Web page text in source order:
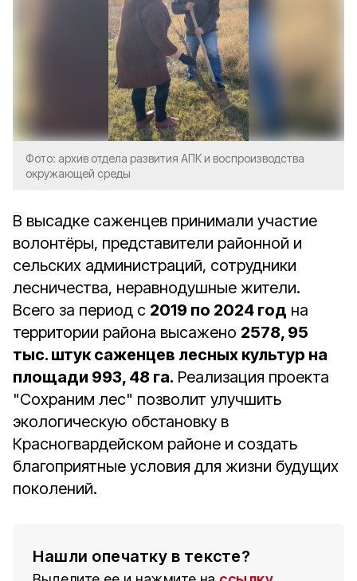
Фото: архив отдела развития АПК и воспроизводства
окружающей среды
В высадке саженцев принимали участие
волонтёры, представители районной и
сельских администраций, сотрудники
лесничества, неравнодушные жители.
Всего за период с 2019 по 2024 год на
территории района высажено 2578, 95
тыс. штук саженцев лесных культур на
площади 993, 48 га. Реализация проекта
"Сохраним лес" позволит улучшить
экологическую обстановку в
Красногвардейском районе и создать
благоприятные условия для жизни будущих
поколений.
Нашли опечатку в тексте?